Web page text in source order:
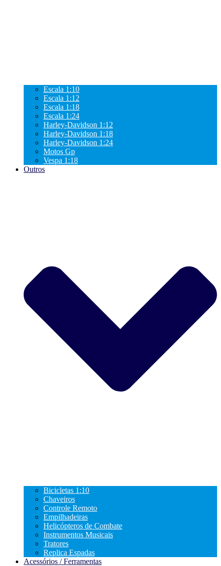
Escala 1:10
Escala 1:12
Escala 1:18
Escala 1:24
Harley-Davidson 1:12
Harley-Davidson 1:18
Harley-Davidson 1:24
Motos Gp
Vespa 1:18
Outros
Bicicletas 1:10
Chaveiros
Controle Remoto
Empilhadeiras
Helicópteros de Combate
Instrumentos Musicais
Tratores
Replica Espadas
Acessórios / Ferramentas